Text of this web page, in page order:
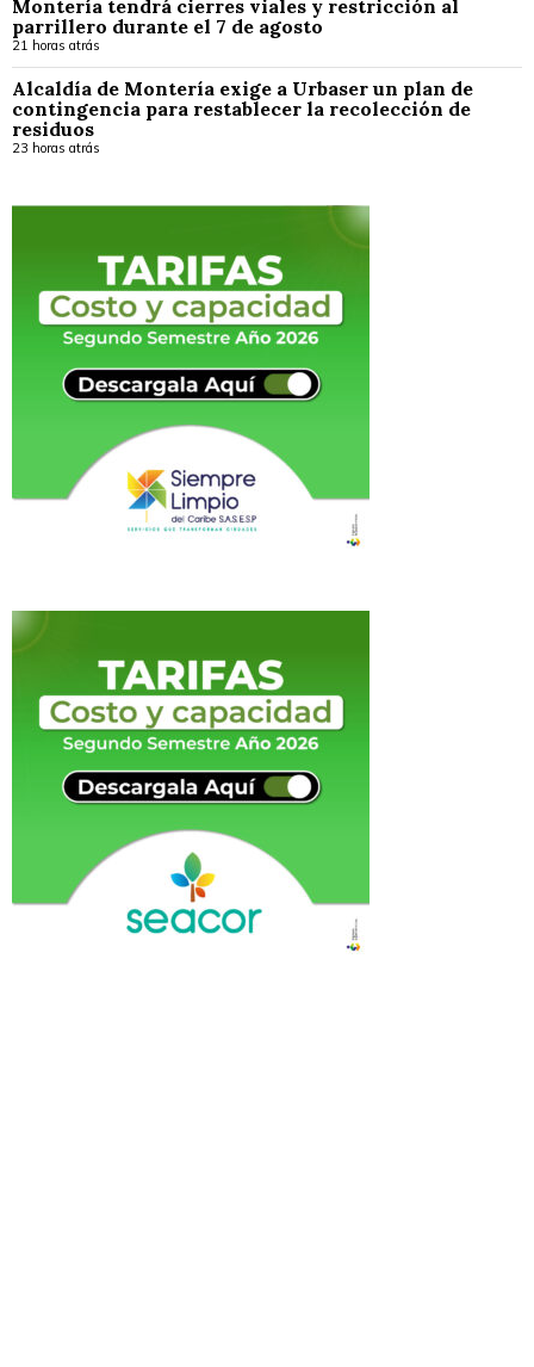
Montería tendrá cierres viales y restricción al
parrillero durante el 7 de agosto
21 horas atrás
Alcaldía de Montería exige a Urbaser un plan de
contingencia para restablecer la recolección de
residuos
23 horas atrás